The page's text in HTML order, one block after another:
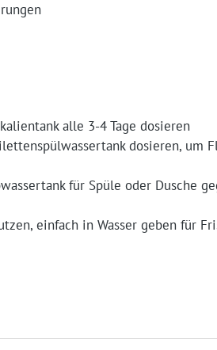
alle 3-4 Tage dosieren
dosieren, um
für Spüle oder Dusche
einfach in Wasser geben für